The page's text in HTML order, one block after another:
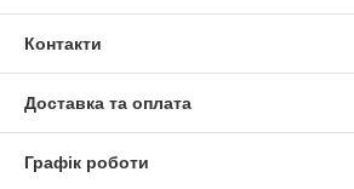
Контакти
Доставка та оплата
Графік роботи